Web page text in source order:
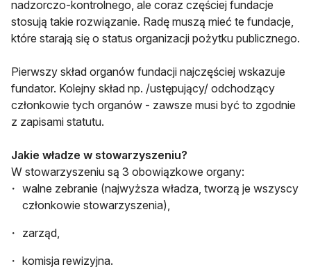
nadzorczo-kontrolnego, ale coraz częściej fundacje
stosują takie rozwiązanie. Radę muszą mieć te fundacje,
które starają się o status organizacji pożytku publicznego.
Pierwszy skład organów fundacji najczęściej wskazuje
fundator. Kolejny skład np. /ustępujący/ odchodzący
członkowie tych organów - zawsze musi być to zgodnie
z zapisami statutu.
Jakie władze w stowarzyszeniu?
W stowarzyszeniu są 3 obowiązkowe organy:
walne zebranie (najwyższa władza, tworzą je wszyscy
członkowie stowarzyszenia),
zarząd,
komisja rewizyjna.